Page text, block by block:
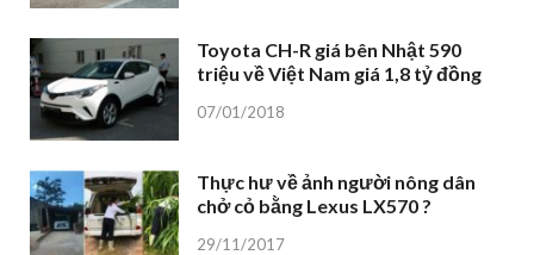
Toyota CH-R giá bên Nhật 590
triệu về Việt Nam giá 1,8 tỷ đồng
07/01/2018
Thực hư về ảnh người nông dân
chở cỏ bằng Lexus LX570 ?
29/11/2017